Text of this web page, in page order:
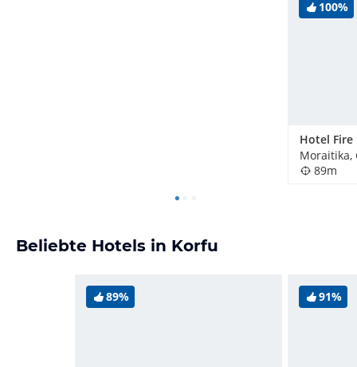
100%
Hotel Fire
Moraitika,
89m
Beliebte Hotels in Korfu
89% 91%